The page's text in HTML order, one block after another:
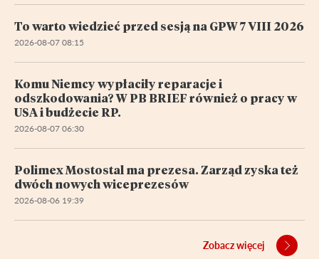
To warto wiedzieć przed sesją na GPW 7 VIII 2026
2026-08-07 08:15
Komu Niemcy wypłaciły reparacje i
odszkodowania? W PB BRIEF również o pracy w
USA i budżecie RP.
2026-08-07 06:30
Polimex Mostostal ma prezesa. Zarząd zyska też
dwóch nowych wiceprezesów
2026-08-06 19:39
Zobacz więcej